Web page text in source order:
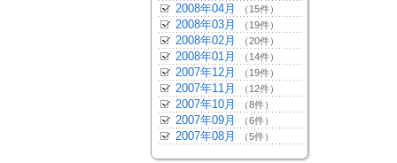
2008年04月 （15件）
2008年03月 （19件）
2008年02月 （20件）
2008年01月 （14件）
2007年12月 （19件）
2007年11月 （12件）
2007年10月 （8件）
2007年09月 （6件）
2007年08月 （5件）